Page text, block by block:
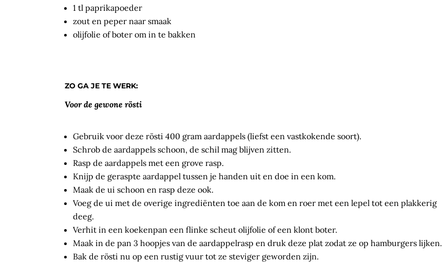
1 tl paprikapoeder
zout en peper naar smaak
olijfolie of boter om in te bakken
ZO GA JE TE WERK:
Voor de gewone rösti
Gebruik voor deze rösti 400 gram aardappels (liefst een vastkokende soort).
Schrob de aardappels schoon, de schil mag blijven zitten.
Rasp de aardappels met een grove rasp.
Knijp de geraspte aardappel tussen je handen uit en doe in een kom.
Maak de ui schoon en rasp deze ook.
Voeg de ui met de overige ingrediënten toe aan de kom en roer met een lepel tot een plakkerig
deeg.
Verhit in een koekenpan een flinke scheut olijfolie of een klont boter.
Maak in de pan 3 hoopjes van de aardappelrasp en druk deze plat zodat ze op hamburgers lijken.
Bak de rösti nu op een rustig vuur tot ze steviger geworden zijn.